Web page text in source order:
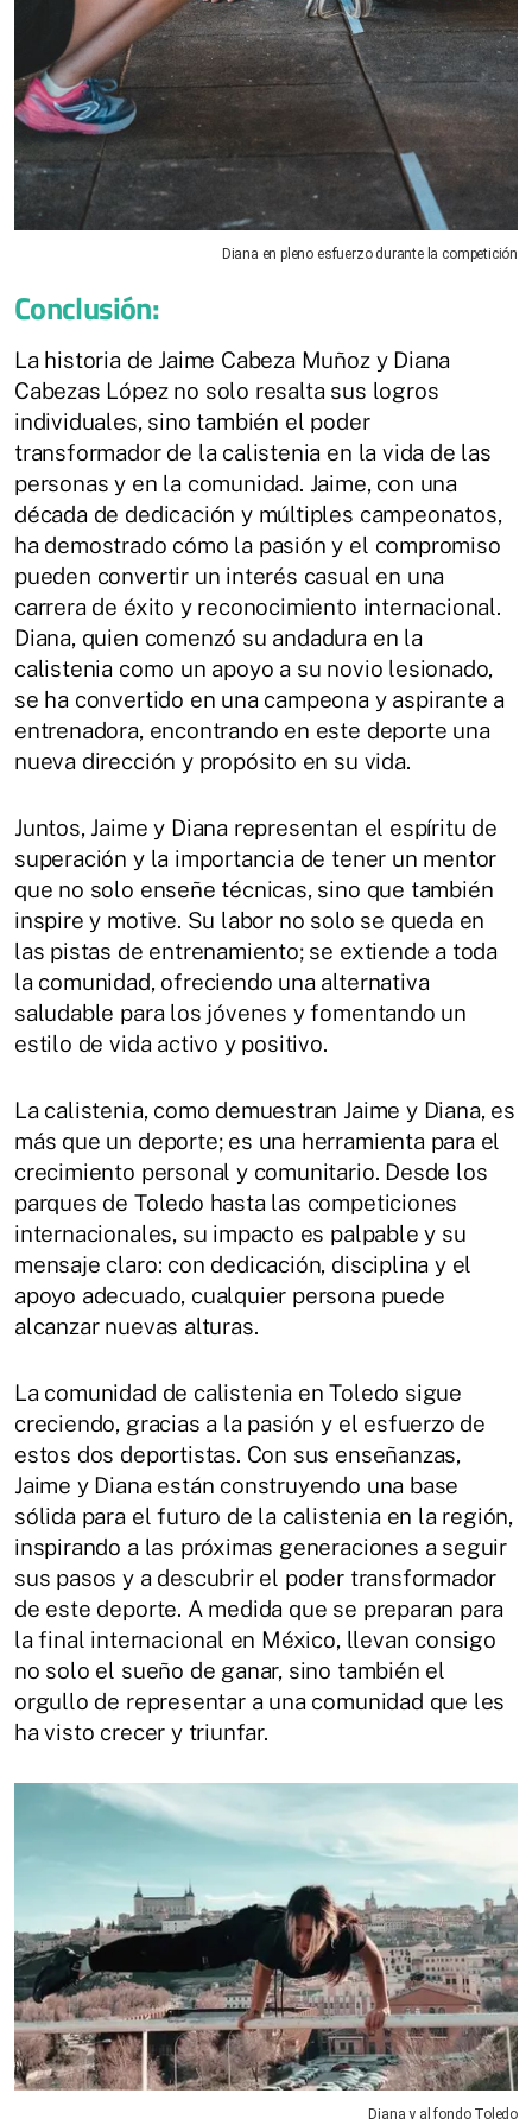
Diana en pleno esfuerzo durante la competición
Conclusión:
La historia de Jaime Cabeza Muñoz y Diana
Cabezas López no solo resalta sus logros
individuales, sino también el poder
transformador de la calistenia en la vida de las
personas y en la comunidad. Jaime, con una
década de dedicación y múltiples campeonatos,
ha demostrado cómo la pasión y el compromiso
pueden convertir un interés casual en una
carrera de éxito y reconocimiento internacional.
Diana, quien comenzó su andadura en la
calistenia como un apoyo a su novio lesionado,
se ha convertido en una campeona y aspirante a
entrenadora, encontrando en este deporte una
nueva dirección y propósito en su vida.
Juntos, Jaime y Diana representan el espíritu de
superación y la importancia de tener un mentor
que no solo enseñe técnicas, sino que también
inspire y motive. Su labor no solo se queda en
las pistas de entrenamiento; se extiende a toda
la comunidad, ofreciendo una alternativa
saludable para los jóvenes y fomentando un
estilo de vida activo y positivo.
La calistenia, como demuestran Jaime y Diana, es
más que un deporte; es una herramienta para el
crecimiento personal y comunitario. Desde los
parques de Toledo hasta las competiciones
internacionales, su impacto es palpable y su
mensaje claro: con dedicación, disciplina y el
apoyo adecuado, cualquier persona puede
alcanzar nuevas alturas.
La comunidad de calistenia en Toledo sigue
creciendo, gracias a la pasión y el esfuerzo de
estos dos deportistas. Con sus enseñanzas,
Jaime y Diana están construyendo una base
sólida para el futuro de la calistenia en la región,
inspirando a las próximas generaciones a seguir
sus pasos y a descubrir el poder transformador
de este deporte. A medida que se preparan para
la final internacional en México, llevan consigo
no solo el sueño de ganar, sino también el
orgullo de representar a una comunidad que les
ha visto crecer y triunfar.
Diana y al fondo Toledo